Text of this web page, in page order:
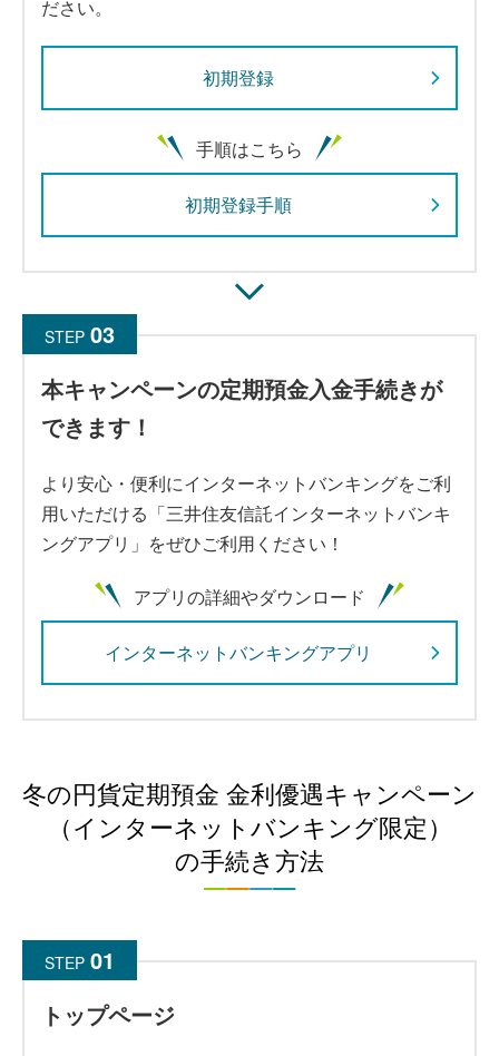
ださい。
初期登録
手順はこちら
初期登録手順
STEP
本キャンペーンの定期預金入金手続きが
できます！
より安心・便利にインターネットバンキングをご利
用いただける「三井住友信託インターネットバンキ
ングアプリ」をぜひご利用ください！
アプリの詳細やダウンロード
インターネットバンキングアプリ
冬の円貨定期預金 金利優遇キャンペーン
（インターネットバンキング限定）
の手続き方法
STEP
トップページ